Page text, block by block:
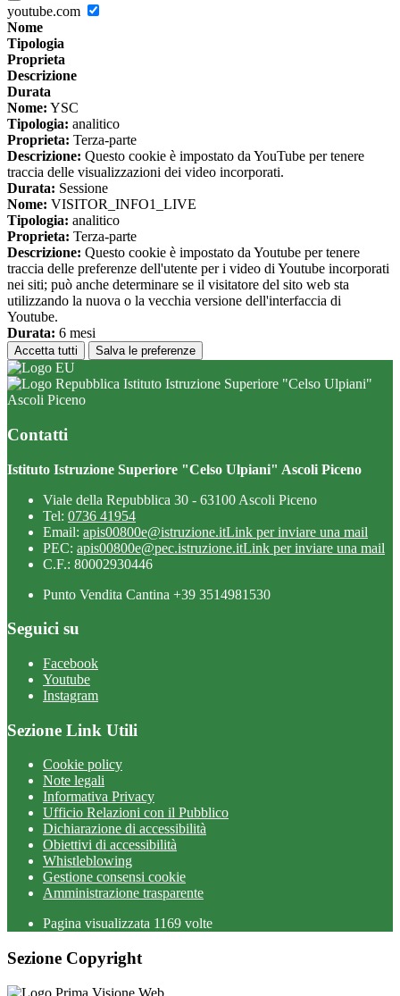
youtube.com
Nome
Tipologia
Proprieta
Descrizione
Durata
Nome: YSC
Tipologia: analitico
Proprieta: Terza-parte
Descrizione: Questo cookie è impostato da YouTube per tenere
traccia delle visualizzazioni dei video incorporati.
Durata: Sessione
Nome: VISITOR_INFO1_LIVE
Tipologia: analitico
Proprieta: Terza-parte
Descrizione: Questo cookie è impostato da Youtube per tenere
traccia delle preferenze dell'utente per i video di Youtube incorporati
nei siti; può anche determinare se il visitatore del sito web sta
utilizzando la nuova o la vecchia versione dell'interfaccia di
Youtube.
Durata: 6 mesi
Accetta tutti Salva le preferenze
Istituto Istruzione Superiore "Celso Ulpiani"
Ascoli Piceno
Contatti
Istituto Istruzione Superiore "Celso Ulpiani" Ascoli Piceno
Viale della Repubblica 30 - 63100 Ascoli Piceno
Tel: 0736 41954
Email: apis00800e@istruzione.itLink per inviare una mail
PEC: apis00800e@pec.istruzione.itLink per inviare una mail
C.F.: 80002930446
Punto Vendita Cantina +39 3514981530
Seguici su
Facebook
Youtube
Instagram
Sezione Link Utili
Cookie policy
Note legali
Informativa Privacy
Ufficio Relazioni con il Pubblico
Dichiarazione di accessibilità
Obiettivi di accessibilità
Whistleblowing
Gestione consensi cookie
Amministrazione trasparente
Pagina visualizzata 1169 volte
Sezione Copyright